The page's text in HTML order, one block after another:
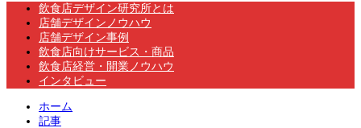
飲食店デザイン研究所とは
店舗デザインノウハウ
店舗デザイン事例
飲食店向けサービス・商品
飲食店経営・開業ノウハウ
インタビュー
ホーム
記事